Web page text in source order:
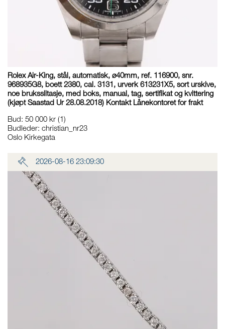
Rolex Air-King, stål, automatisk, ø40mm, ref. 116900, snr.
968935G8, boett 2380, cal. 3131, urverk 613231X5, sort urskive,
noe bruksslitasje, med boks, manual, tag, sertifikat og kvittering
(kjøpt Saastad Ur 28.08.2018) Kontakt Lånekontoret for frakt
Bud: 50 000 kr (1)
Budleder: christian_nr23
Oslo Kirkegata
2026-08-16 23:09:30